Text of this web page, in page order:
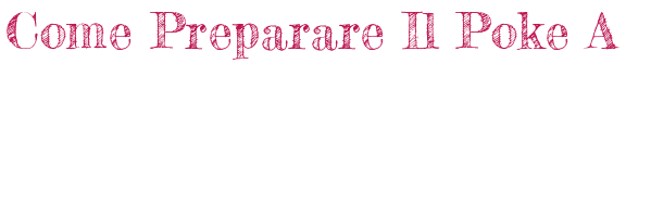
Preparare Il Poke A